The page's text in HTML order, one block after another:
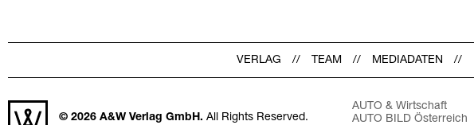
VERLAG TEAM MEDIADATEN
© 2026 A&W Verlag GmbH. All Rights Reserved.
AUTO & Wirtschaft
AUTO BILD Österreich